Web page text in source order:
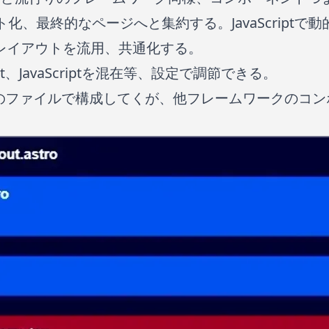
、最終的なページへと集約する。JavaScriptで動
アウトを流用、共通化する。
JavaScriptを混在等、設定で調節できる。
ァイルで構成してくが、他フレームワークのコ